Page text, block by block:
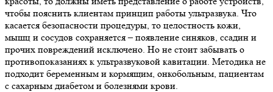
чтобы пояснить клиентам принцип работы ультразвука. Что
касается безопасности процедуры, то целостность кожи,
мышц и сосудов сохраняется – появление синяков, ссадин и
прочих повреждений исключено. Но не стоит забывать о
противопоказаниях к ультразвуковой кавитации. Методика не
подходит беременным и кормящим, онкобольным, пациентам
с сахарным диабетом и болезнями крови.